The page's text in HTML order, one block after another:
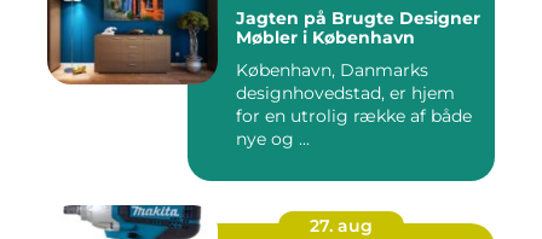
Jagten på Brugte Designer
Møbler i København
København, Danmarks
designhovedstad, er hjem
for en utrolig række af både
nye og ...
27. aug